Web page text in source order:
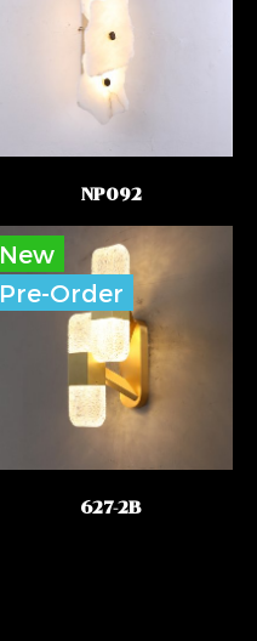
NP092
New
Pre-Order
627-2B